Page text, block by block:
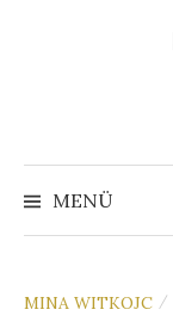
MENÜ
MINA WITKOJC /